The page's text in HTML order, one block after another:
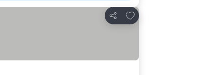
Partilhar
Adicionar aos favoritos